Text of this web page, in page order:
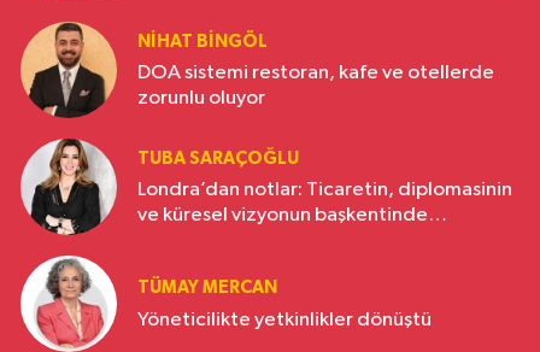
NIHAT BINGÖL
DOA sistemi restoran, kafe ve otellerde
zorunlu oluyor
TUBA SARAÇOĞLU
Londra’dan notlar: Ticaretin, diplomasinin
ve küresel vizyonun başkentinde
TÜMAY MERCAN
Yöneticilikte yetkinlikler dönüştü